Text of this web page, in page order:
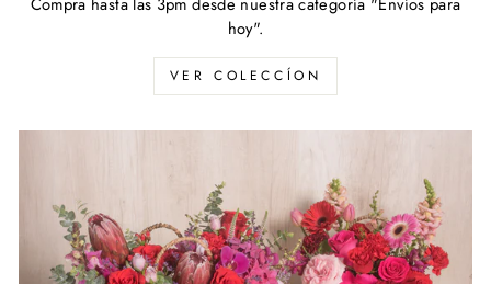
hoy".
VER COLECCÍON